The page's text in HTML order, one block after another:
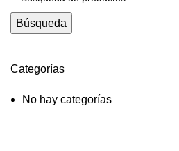
Categorías
No hay categorías
Búsqueda